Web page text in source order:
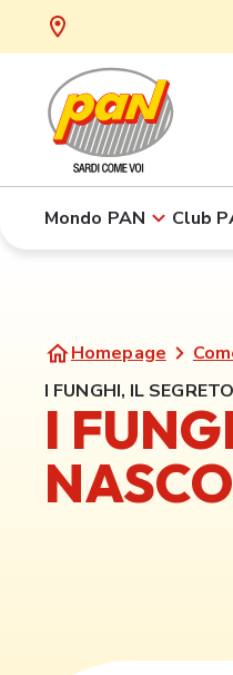
Mondo PAN Club
Homepage
I FUNGHI, IL
I